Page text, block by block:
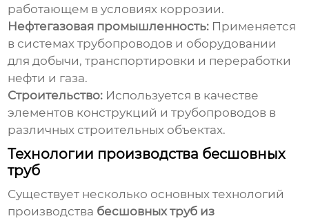
работающем в условиях коррозии.
Нефтегазовая промышленность: Применяется
в системах трубопроводов и оборудовании
для добычи, транспортировки и переработки
нефти и газа.
Строительство: Используется в качестве
элементов конструкций и трубопроводов в
различных строительных объектах.
Технологии производства бесшовных
труб
Существует несколько основных технологий
производства бесшовных труб из